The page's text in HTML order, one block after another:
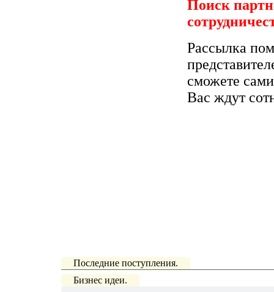
Поиск
Рассылка
сможете
Вас ждут
Последние поступления.
Бизнес идеи.